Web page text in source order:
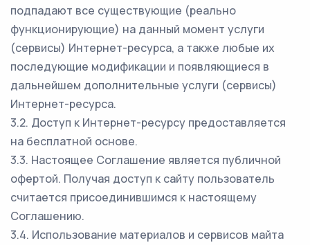
подпадают все существующие (реально
функционирующие) на данный момент услуги
(сервисы) Интернет-ресурса, а также любые их
последующие модификации и появляющиеся в
дальнейшем дополнительные услуги (сервисы)
Интернет-ресурса.
3.2. Доступ к Интернет-ресурсу предоставляется
на бесплатной основе.
3.3. Настоящее Соглашение является публичной
офертой. Получая доступ к сайту пользователь
считается присоединившимся к настоящему
Соглашению.
3.4. Использование материалов и сервисов майта